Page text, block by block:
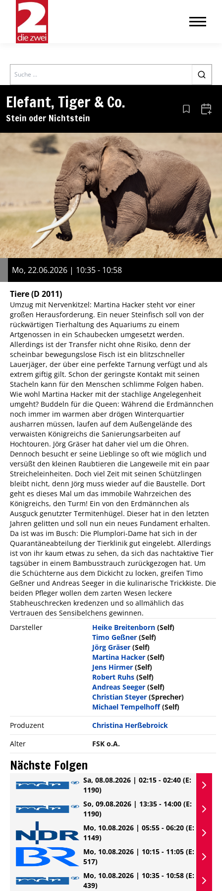
Search
Elefant, Tiger & Co.
Stein oder Nichtstein Aus den
Mo, 22.06.2026 | 10:35 - 10:58
Tiere(D 2011)
Umzug mit Nervenkitzel: Martina Hacker steht vor einer
großen Herausforderung. Ein neuer Steinfisch soll von der
rückwärtigen Tierhaltung des Aquariums zu einem
Artgenossen in ein Schaubecken umgesetzt werden.
Allerdings ist der Transfer nicht ohne Risiko, denn der
scheinbar bewegungslose Fisch ist ein blitzschneller
Lauerjäger, der über eine perfekte Tarnung verfügt und als
extrem giftig gilt. Schon der geringste Kontakt mit seinen
Stacheln kann für den Menschen schlimme Folgen haben.
Wie wohl Martina Hacker mit der stachlige Angelegenheit
umgeht? Buddeln für die Queen: Während die Erdmännchen
noch immer im warmen aber drögen Winterquartier
ausharren müssen, laufen auf dem Außengelände des
verwaisten Königreichs die Sanierungsarbeiten auf
Hochtouren. Jörg Gräser hat daher viel um die Ohren.
Dennoch besucht er seine Lieblinge so oft wie möglich und
versüßt den kleinen Raubtieren die Langeweile mit ein paar
Streicheleinheiten. Doch viel Zeit mit seinen Schützlingen
bleibt nicht, denn Jörg muss wieder auf die Baustelle. Dort
geht es dieses Mal um das immobile Wahrzeichen des
Königreichs, den Turm! Ein von den Erdmännchen als
Ausguck genutzter Termitenhügel. Dieser hat in den letzten
Jahren gelitten und soll nun ein neues Fundament erhalten.
Da ist was im Busch: Die Plumplori-Dame hat sich in der
Quarantäneabteilung der Tierklinik gut eingelebt. Allerdings
ist von ihr kaum etwas zu sehen, da sich das nachtaktive Tier
tagsüber in einem Bambusstrauch zurückgezogen hat. Um
die Schüchterne aus dem Dickicht zu locken, greifen Timo
Geßner und Andreas Seeger in die kulinarische Trickkiste. Die
beiden Pfleger wollen dem zarten Wesen leckere
Stabheuschrecken kredenzen und so allmählich das
Vertrauen des Sensibelchens gewinnen.
Darsteller
Heike Breitenborn (Self)
Timo Geßner (Self)
Jörg Gräser (Self)
Martina Hacker (Self)
Jens Hirmer (Self)
Robert Ruhs (Self)
Andreas Seeger (Self)
Christian Steyer (Sprecher)
Michael Tempelhoff (Self)
Produzent
Christina Herßebroick
Alter
FSK o.A.
Nächste Folgen
Sa, 08.08.2026 | 02:15 - 02:40 (E:
1190)
So, 09.08.2026 | 13:35 - 14:00 (E:
1190)
Mo, 10.08.2026 | 05:55 - 06:20 (E:
1149)
Mo, 10.08.2026 | 10:15 - 11:05 (E:
517)
Mo, 10.08.2026 | 10:35 - 10:58 (E:
439)